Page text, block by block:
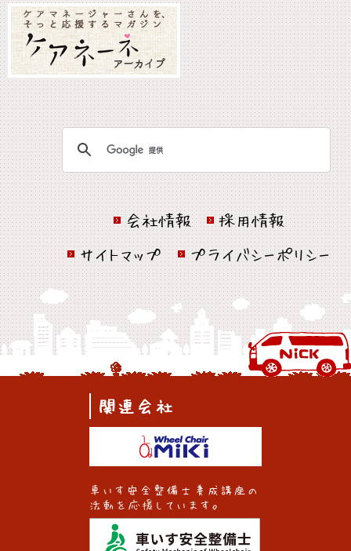
会社情報 採用情報
サイトマップ プライバシーポリシー
関連会社
車いす安全整備士養成講座の
活動を応援しています。